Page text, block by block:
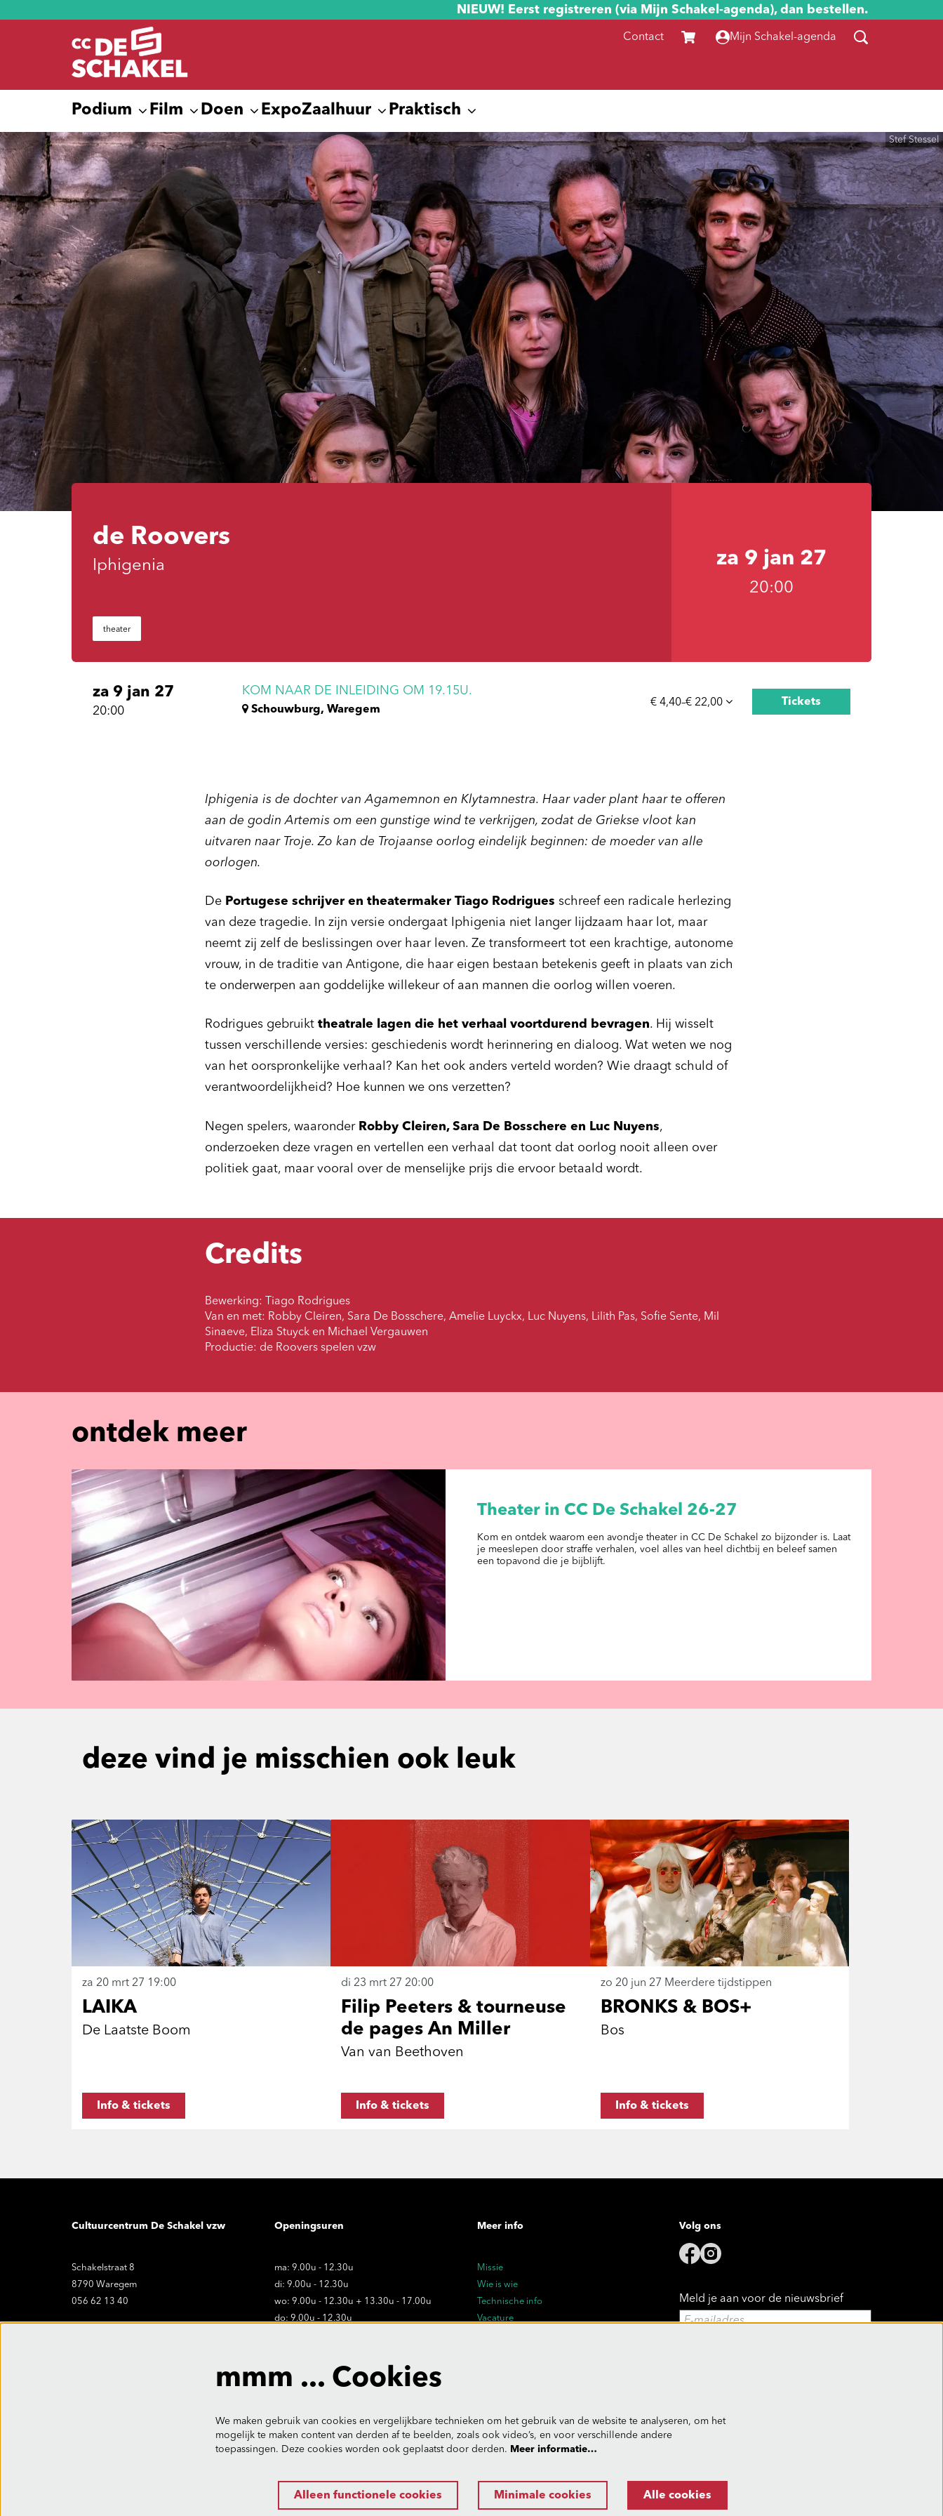
NIEUW! Eerst registreren (via Mijn Schakel-agenda), dan bestellen.
Contact Mijn Schakel-agenda
Podium Film Doen ExpoZaalhuur Praktisch
Stef Stessel
de Roovers
Iphigenia
theater
za 9 jan 27
20:00
za 9 jan 27
20:00
KOM NAAR DE INLEIDING OM 19.15U.
Schouwburg, Waregem
€ 4,40–€ 22,00 Tickets
Iphigenia is de dochter van Agamemnon en Klytamnestra. Haar vader plant haar te offeren
aan de godin Artemis om een gunstige wind te verkrijgen, zodat de Griekse vloot kan
uitvaren naar Troje. Zo kan de Trojaanse oorlog eindelijk beginnen: de moeder van alle
oorlogen.
De Portugese schrijver en theatermaker Tiago Rodrigues schreef een radicale herlezing
van deze tragedie. In zijn versie ondergaat Iphigenia niet langer lijdzaam haar lot, maar
neemt zij zelf de beslissingen over haar leven. Ze transformeert tot een krachtige, autonome
vrouw, in de traditie van Antigone, die haar eigen bestaan betekenis geeft in plaats van zich
te onderwerpen aan goddelijke willekeur of aan mannen die oorlog willen voeren.
Rodrigues gebruikt theatrale lagen die het verhaal voortdurend bevragen. Hij wisselt
tussen verschillende versies: geschiedenis wordt herinnering en dialoog. Wat weten we nog
van het oorspronkelijke verhaal? Kan het ook anders verteld worden? Wie draagt schuld of
verantwoordelijkheid? Hoe kunnen we ons verzetten?
Negen spelers, waaronder Robby Cleiren, Sara De Bosschere en Luc Nuyens,
onderzoeken deze vragen en vertellen een verhaal dat toont dat oorlog nooit alleen over
politiek gaat, maar vooral over de menselijke prijs die ervoor betaald wordt.
Credits
Bewerking: Tiago Rodrigues
Van en met: Robby Cleiren, Sara De Bosschere, Amelie Luyckx, Luc Nuyens, Lilith Pas, Sofie Sente, Mil
Sinaeve, Eliza Stuyck en Michael Vergauwen
Productie: de Roovers spelen vzw
ontdek meer
Theater in CC De Schakel 26-27
Kom en ontdek waarom een avondje theater in CC De Schakel zo bijzonder is. Laat
je meeslepen door straffe verhalen, voel alles van heel dichtbij en beleef samen
een topavond die je bijblijft.
deze vind je misschien ook leuk
LAIKA
De Laatste Boom
za 20 mrt 27 19:00
Info & tickets
Filip Peeters & tourneuse
de pages An Miller
Van van Beethoven
di 23 mrt 2720:00
Info & tickets
BRONKS & BOS+
Bos
zo 20 jun 27 Meerdere tijdstippen
Info & tickets
Cultuurcentrum De Schakel vzw
Schakelstraat 8
8790 Waregem
056 62 13 40
Openingsuren
ma: 9.00u - 12.30u
di: 9.00u - 12.30u
wo: 9.00u - 12.30u + 13.30u - 17.00u
do: 9.00u - 12.30u
Sluitingsdagen:
vr. 19.06 - uitzonderlijk gesloten
Meer info
Missie
Wie is wie
Technische info
Vacature
Volg ons
Meld je aan voor de nieuwsbrief
overeenstemming met de
mmm ... Cookies
We maken gebruik van cookies en vergelijkbare technieken om het gebruik van de website te analyseren, om het
mogelijk te maken content van derden af te beelden, zoals ook video’s, en voor verschillende andere
toepassingen. Deze cookies worden ook geplaatst door derden. Meer informatie…
Alleen functionele cookies Minimale cookies Alle cookies